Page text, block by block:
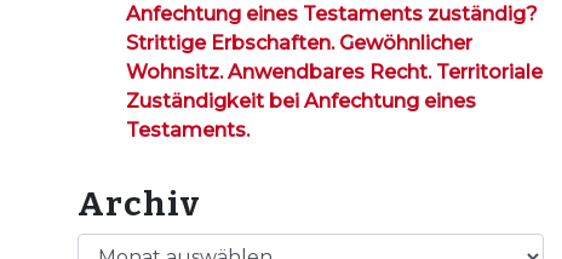
Anfechtung eines Testaments zuständig?
Strittige Erbschaften. Gewöhnlicher
Wohnsitz. Anwendbares Recht. Territoriale
Zuständigkeit bei Anfechtung eines
Testaments.
Archiv
Archiv